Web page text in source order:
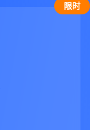
限时